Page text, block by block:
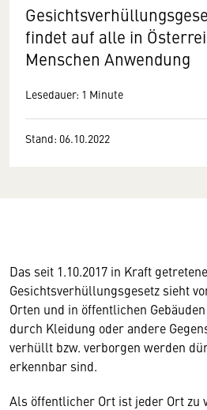
findet auf alle in
Menschen Anwendung
Lesedauer: 1 Minute
Stand: 06.10.2022
Das seit 1.10.2017 in Kraft
Gesichtsverhüllungsgesetz sieht
Orten und in öffentlichen
durch Kleidung oder andere
verhüllt bzw. verborgen werden
erkennbar sind.
Als öffentlicher Ort ist jeder Ort zu